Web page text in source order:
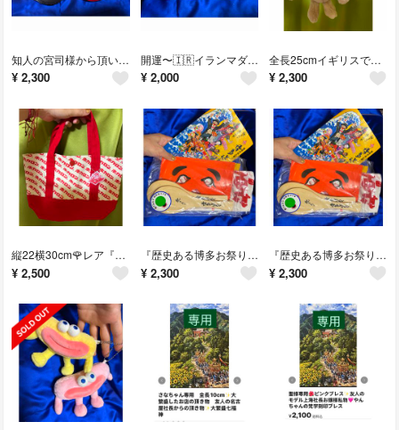
知人の宮司様から頂いた『夏祭り幸運ポーチセット』⭐️友人の名古屋社長からの頂き物🪷神社の宮司から頂いた夏祭り超縁起物ポーチ
¥ 2,300
開運〜🇮🇷イランマダムのイラン伝統ポーチ🇮🇷縦10横22cm✨友人香港社長私物‼️社長からの頂きもの✨イランマダムのイラン伝統刺繍ポーチ
¥ 2,000
全長25cmイギリスで購入🇬🇧大ぶりうさぎ💕エレガントうさぎチャーム』🩷友人上海社長お嬢様やんちゃん私物✨エレガントうさぎチャーム
¥ 2,300
縦22横30cm🌹レア『ホカロン』業界関係者様より🌹友人の名古屋社長私物🌹新品の『ホカロン』レアトート💕
¥ 2,500
『歴史ある博多お祭りの縁起物セット』レア物❣️いかにも良い事ありそう✨神社関係者様より✨友人の名古屋社長からの頂き物❣️
¥ 2,300
『歴史ある博多お祭りの縁起物セット』レア物❣️いかにも良い事ありそう✨神社関係者様より✨友人の名古屋社長からの頂き物❣️
¥ 2,300